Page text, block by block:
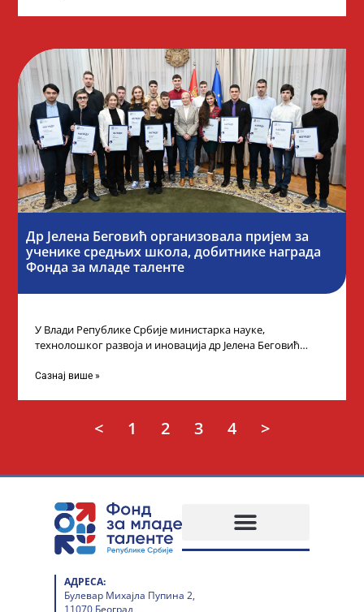
Др Јелена Беговић организовала пријем за
ученике средњих школа, добитнике награда
Фонда за младе таленте
У Влади Републике Србије министарка науке,
технолошког развоја и иновација др Јелена Беговић
Сазнај више »
< 1 2 3 4 >
АДРЕСА:
Булевар Михајла Пупина 2,
11070 Београд